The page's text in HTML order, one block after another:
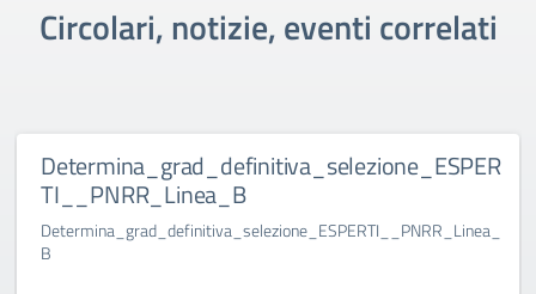
Circolari, notizie, eventi correlati
Determina_grad_definitiva_selezione_ESPER
TI__PNRR_Linea_B
Determina_grad_definitiva_selezione_ESPERTI__PNRR_Linea_
B